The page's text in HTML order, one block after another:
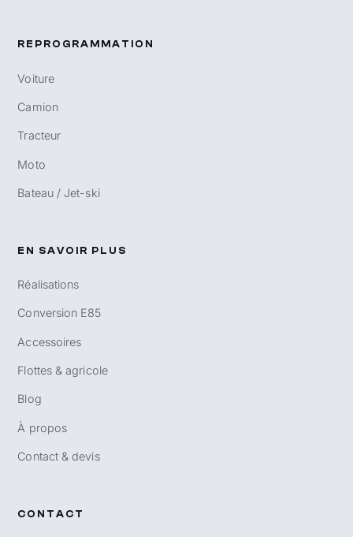
REPROGRAMMATION
Voiture
Camion
Tracteur
Moto
Bateau / Jet-ski
EN SAVOIR PLUS
Réalisations
Conversion E85
Accessoires
Flottes & agricole
Blog
À propos
Contact & devis
CONTACT